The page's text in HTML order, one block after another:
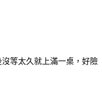
等太久就上滿一桌，好險